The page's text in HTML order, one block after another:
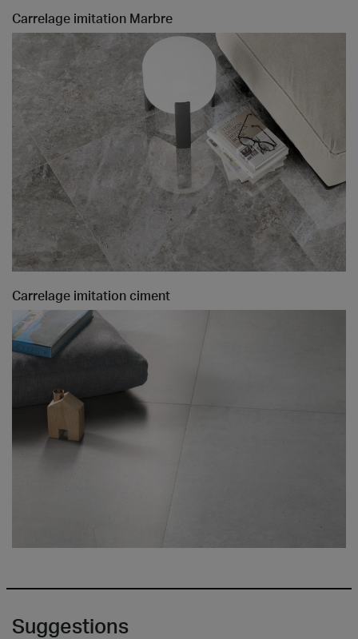
Carrelage imitation Marbre
Carrelage imitation ciment
Suggestions